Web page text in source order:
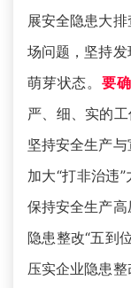
展安全隐患大
场问题，坚持
萌芽状态。要
严、细、实的工
坚持安全生产
加大“打非治违
保持安全生产
隐患整改“五到
压实企业隐患